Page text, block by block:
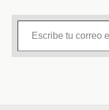
Escribe tu correo electrónico…